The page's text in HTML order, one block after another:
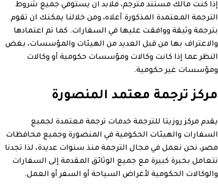
إذا كنت مالك مستند مترجم، فلابد ان يستوفي جميع شروط
الترجمة المعتمدة المذكورة أعلاه، ومن خلالنا يمكنك ان تقوم
بترجمة وثيقة ووافقت عليها في السفارات. كما تم اعتمادها
والاعتراف بها من قبل العديد من الهيئات والمؤسسات، بغض
النظر عما إذا كانت وكالات ومؤسسات حكومية أو وكالات
ومؤسسات غير حكومية.
مركز ترجمة معتمد المنصورة
يقدم مركز روزيتا للترجمة خدمات ترجمة معتمدة لجميع
السفارات والهيئات الحكومية في المنصورة وجميع محافظات
مصر، نحن نعمل في مجال الترجمة منذ سنوات عديدة، لذا تجدنا
نتعامل بخبرة كبيرة مع جميع الوثائق المقدمة إلى السفارات
والوكالات الحكومية لأغراض السياحة أو السفر أو العمل.